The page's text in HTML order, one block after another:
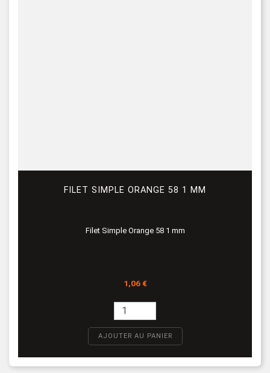
FILET SIMPLE ORANGE 58 1 MM
Filet Simple Orange 58 1 mm
Prix
1,06 €
AJOUTER AU PANIER